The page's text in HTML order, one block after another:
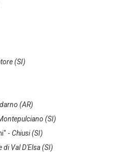
(SI)
(AR)
(SI)
- Chiusi (SI)
di Val D'Elsa (SI)